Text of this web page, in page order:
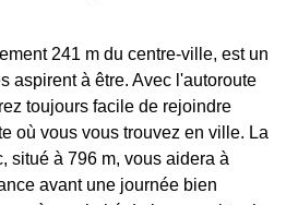
241 m du centre-ville, est un
aspirent à être. Avec l'autoroute
toujours facile de rejoindre
où vous vous trouvez en ville. La
situé à 796 m, vous aidera à
avant une journée bien